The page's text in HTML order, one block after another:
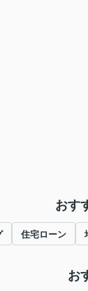
おす
住宅ローン
お